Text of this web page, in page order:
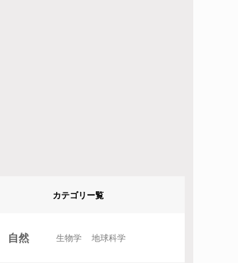
カテゴリー覧
自然 生物学 地球科学